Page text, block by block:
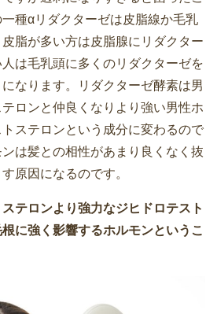
種αリダクターゼは皮脂線か毛乳
脂が多い方は皮脂腺にリダクター
は毛乳頭に多くのリダクターゼを
なります。リダクターゼ酵素は男
ロンと仲良くなりより強い男性ホ
ステロンという成分に変わるので
は髪との相性があまり良くなく抜
原因になるのです。
テロンより強力なジヒドロテスト
に強く影響するホルモンというこ